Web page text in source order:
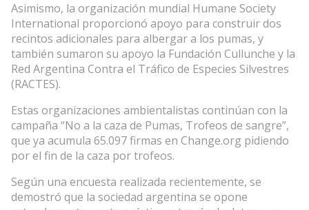
Asimismo, la organización mundial Humane Society
International proporcionó apoyo para construir dos
recintos adicionales para albergar a los pumas, y
también sumaron su apoyo la Fundación Cullunche y la
Red Argentina Contra el Tráfico de Especies Silvestres
(RACTES).
Estas organizaciones ambientalistas continúan con la
campaña “No a la caza de Pumas, Trofeos de sangre”,
que ya acumula 65.097 firmas en Change.org pidiendo
por el fin de la caza por trofeos.
Según una encuesta realizada recientemente, se
demostró que la sociedad argentina se opone